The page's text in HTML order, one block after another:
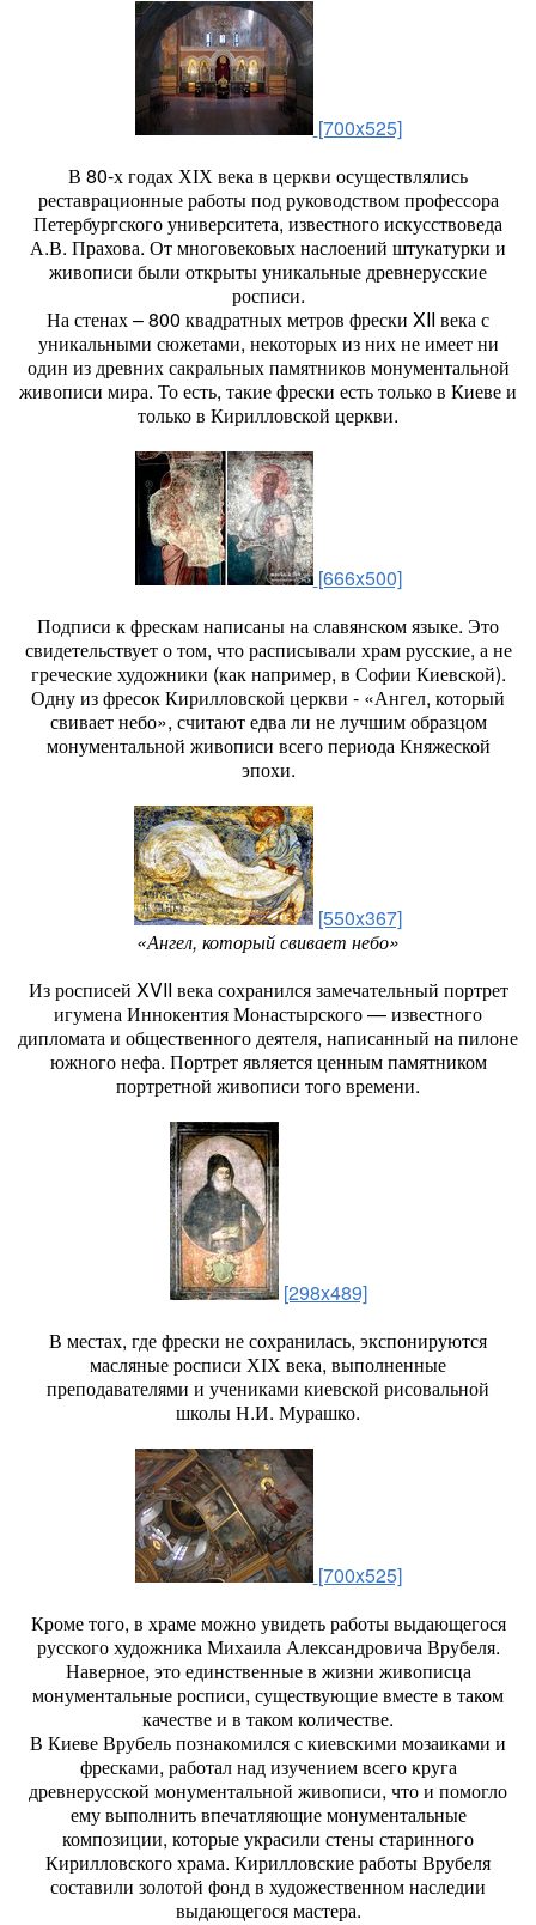
[700x525]
В 80-х годах ХІХ века в церкви осуществлялись
реставрационные работы под руководством профессора
Петербургского университета, известного искусствоведа
А.В. Прахова. От многовековых наслоений штукатурки и
живописи были открыты уникальные древнерусские
росписи.
На стенах – 800 квадратных метров фрески XII века с
уникальными сюжетами, некоторых из них не имеет ни
один из древних сакральных памятников монументальной
живописи мира. То есть, такие фрески есть только в Киеве и
только в Кирилловской церкви.
[666x500]
Подписи к фрескам написаны на славянском языке. Это
свидетельствует о том, что расписывали храм русские, а не
греческие художники (как например, в Софии Киевской).
Одну из фресок Кирилловской церкви - «Ангел, который
свивает небо», считают едва ли не лучшим образцом
монументальной живописи всего периода Княжеской
эпохи.
[550x367]
«Ангел, который свивает небо»
Из росписей XVII века сохранился замечательный портрет
игумена Иннокентия Монастырского — известного
дипломата и общественного деятеля, написанный на пилоне
южного нефа. Портрет является ценным памятником
портретной живописи того времени.
[298x489]
В местах, где фрески не сохранилась, экспонируются
масляные росписи ХІХ века, выполненные
преподавателями и учениками киевской рисовальной
школы Н.И. Мурашко.
[700x525]
Кроме того, в храме можно увидеть работы выдающегося
русского художника Михаила Александровича Врубеля.
Наверное, это единственные в жизни живописца
монументальные росписи, существующие вместе в таком
качестве и в таком количестве.
В Киеве Врубель познакомился с киевскими мозаиками и
фресками, работал над изучением всего круга
древнерусской монументальной живописи, что и помогло
ему выполнить впечатляющие монументальные
композиции, которые украсили стены старинного
Кирилловского храма. Кирилловские работы Врубеля
составили золотой фонд в художественном наследии
выдающегося мастера.